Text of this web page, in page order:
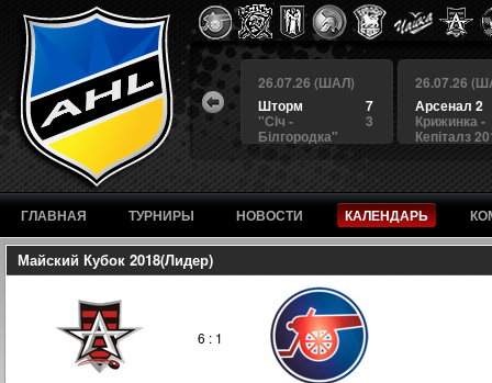
4
4
26.07.26 (ШАЛ)
3
БЕРКУТ
1
Альянс
26.07.26 (ШАЛ)
7
Шторм
3
"Сiч -
Білгородка"
26.07.26
Арсенал 2
Крижинка -
Кепіталз
ГЛАВНАЯ ТУРНИРЫ НОВОСТИ КАЛЕНДАРЬ
Майский Кубок 2018(Лидер)
6 : 1